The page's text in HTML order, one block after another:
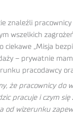
wszelkich
„Misja
– prywatnie
pracodawcy
że pracownicy
pracuje i czym
od wizerunku